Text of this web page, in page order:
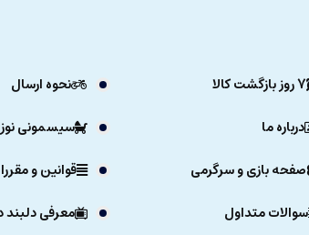
7 روز بازگشت کالا
نحوه ارسال
درباره ما
سیسمونی
صفحه بازی و سرگرمی
قوانین و
سوالات متداول
معرفی